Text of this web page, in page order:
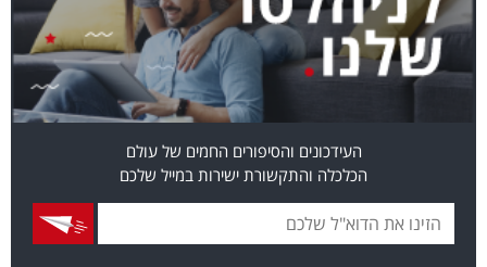
העידכונים והסיפורים החמים של עולם
הכלכלה והתקשורת ישירות במייל שלכם